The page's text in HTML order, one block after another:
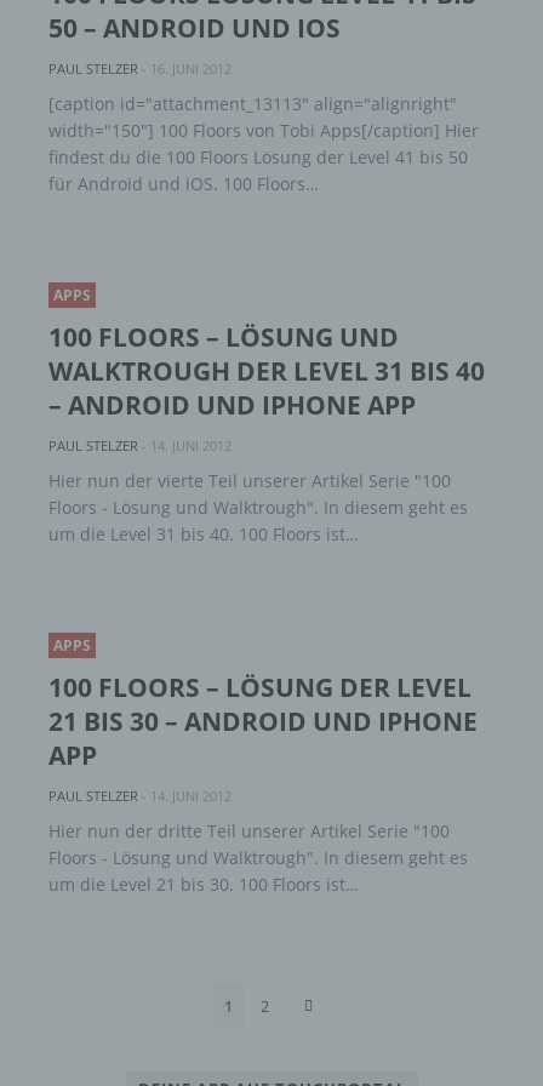
50 – ANDROID UND IOS
PAUL STELZER - 16. JUNI 2012
[caption id="attachment_13113" align="alignright"
width="150"] 100 Floors von Tobi Apps[/caption] Hier
findest du die 100 Floors Lösung der Level 41 bis 50
für Android und iOS. 100 Floors…
APPS
100 FLOORS – LÖSUNG UND
WALKTROUGH DER LEVEL 31 BIS 40
– ANDROID UND IPHONE APP
PAUL STELZER - 14. JUNI 2012
Hier nun der vierte Teil unserer Artikel Serie "100
Floors - Lösung und Walktrough". In diesem geht es
um die Level 31 bis 40. 100 Floors ist…
APPS
100 FLOORS – LÖSUNG DER LEVEL
21 BIS 30 – ANDROID UND IPHONE
APP
PAUL STELZER - 14. JUNI 2012
Hier nun der dritte Teil unserer Artikel Serie "100
Floors - Lösung und Walktrough". In diesem geht es
um die Level 21 bis 30. 100 Floors ist…
1 2
mehreren besonderen Merkmalen, die
genetischen, psychischen, wirtschaftlichen,
kulturellen oder sozialen Identität dieser
natürlichen Person sind, identifiziert werden
kann.
personenbezogene Daten von dem für die
werden.
Verarbeitung ist jeder mit oder ohne Hilfe
automatisierter Verfahren ausgeführte
Auslesen, das Abfragen, die Verwendung,
die Offenlegung durch Übermittlung,
Verbreitung oder eine andere Form der
Löschen oder die Vernichtung.
d) Einschränkung der Verarbeitung
personenbezogener Daten mit dem Ziel, ihre